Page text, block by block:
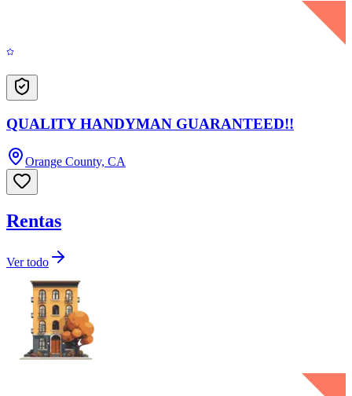
QUALITY HANDYMAN GUARANTEED!!
Orange County, CA
Rentas
Ver todo